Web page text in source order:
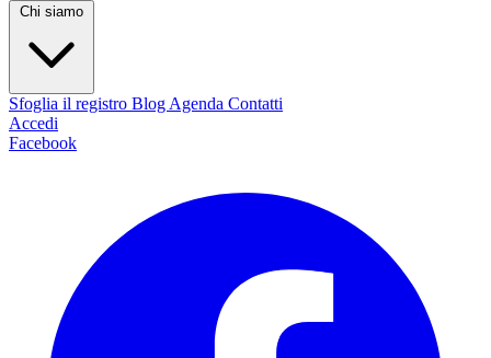
Chi siamo
Sfoglia il registro Blog Agenda Contatti
Accedi
Facebook